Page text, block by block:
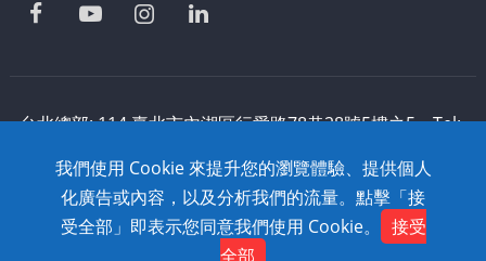
台北總部: 114 臺北市內湖區行愛路78巷28號5樓之5 Tel:
0800-868-358
Copyright © 2020 SolidWizard Technology
Co.,Ltd. All Rights Reserved. Dtell
網頁設計
Contact
我們使用 Cookie 來提升您的瀏覽體驗、提供個人
化廣告或內容，以及分析我們的流量。點擊「接
受全部」即表示您同意我們使用 Cookie。
接受
全部